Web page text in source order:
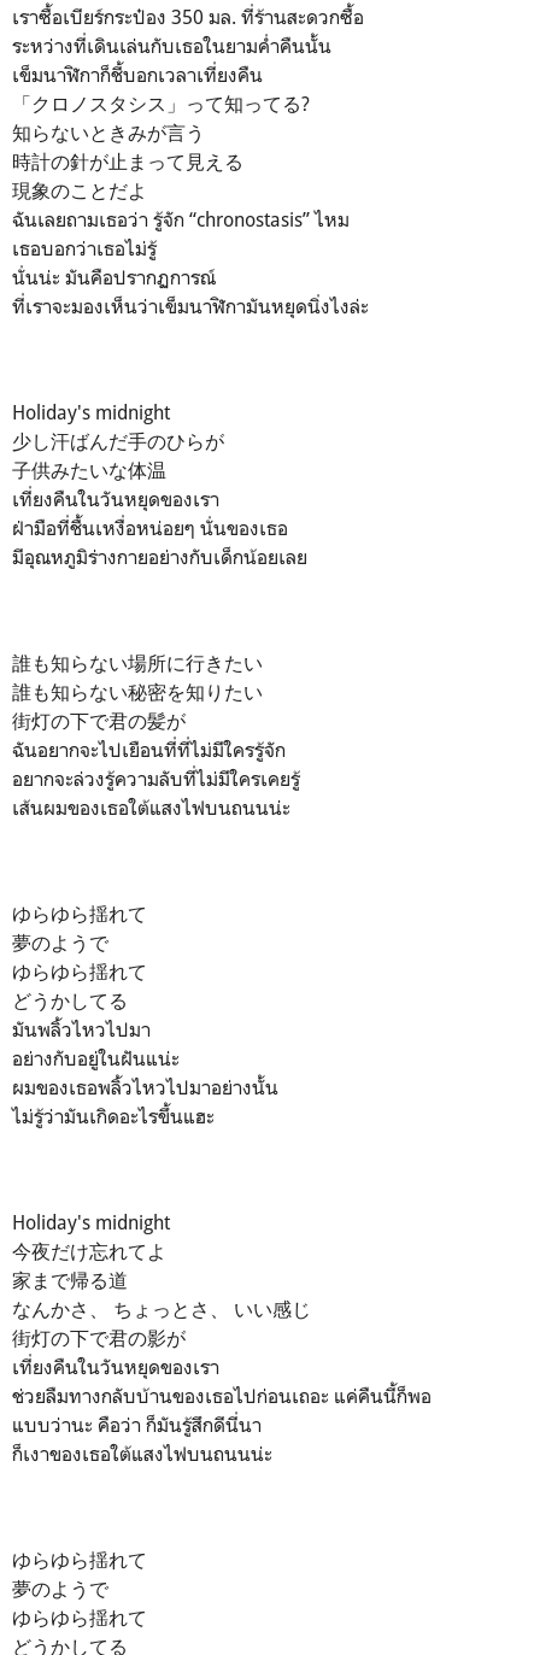
เราซื้อเบียร์กระป๋อง 350 มล. ที่ร้านสะดวกซื้อ
ระหว่างที่เดินเล่นกับเธอในยามค่ำคืนนั้น
เข็มนาฬิกาก็ชี้บอกเวลาเที่ยงคืน
「クロノスタシス」って知ってる?
知らないときみが言う
時計の針が止まって見える
現象のことだよ
ฉันเลยถามเธอว่า รู้จัก “chronostasis” ไหม
เธอบอกว่าเธอไม่รู้
นั่นน่ะ มันคือปรากฏการณ์
ที่เราจะมองเห็นว่าเข็มนาฬิกามันหยุดนิ่งไงล่ะ
Holiday's midnight
少し汗ばんだ手のひらが
子供みたいな体温
เที่ยงคืนในวันหยุดของเรา
ฝ่ามือที่ชื้นเหงื่อหน่อยๆ นั่นของเธอ
มีอุณหภูมิร่างกายอย่างกับเด็กน้อยเลย
誰も知らない場所に行きたい
誰も知らない秘密を知りたい
街灯の下で君の髪が
ฉันอยากจะไปเยือนที่ที่ไม่มีใครรู้จัก
อยากจะล่วงรู้ความลับที่ไม่มีใครเคยรู้
เส้นผมของเธอใต้แสงไฟบนถนนน่ะ
ゆらゆら揺れて
夢のようで
ゆらゆら揺れて
どうかしてる
มันพลิ้วไหวไปมา
อย่างกับอยู่ในฝันแน่ะ
ผมของเธอพลิ้วไหวไปมาอย่างนั้น
ไม่รู้ว่ามันเกิดอะไรขึ้นแฮะ
Holiday's midnight
今夜だけ忘れてよ
家まで帰る道
なんかさ、 ちょっとさ、 いい感じ
街灯の下で君の影が
เที่ยงคืนในวันหยุดของเรา
ช่วยลืมทางกลับบ้านของเธอไปก่อนเถอะ แค่คืนนี้ก็พอ
แบบว่านะ คือว่า ก็มันรู้สึกดีนี่นา
ก็เงาของเธอใต้แสงไฟบนถนนน่ะ
ゆらゆら揺れて
夢のようで
ゆらゆら揺れて
どうかしてる